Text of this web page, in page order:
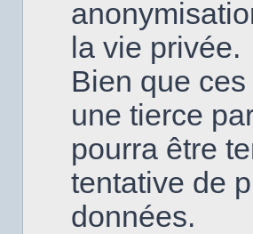
la vie privée.
Bien que
une tierce
pourra être
tentative de
données.